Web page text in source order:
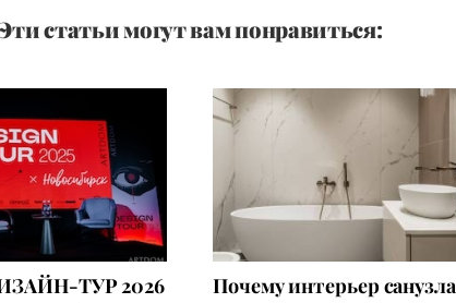
статьи могут вам понравиться:
ТУР 2026
Почему интерьер санузла